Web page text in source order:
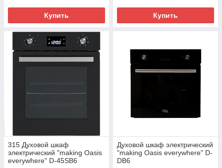
Купить Купить
315 Духовой шкаф
электрический "making Oasis
everywhere" D-45SB6
Духовой шкаф электрический
"making Oasis everywhere" D-
DB6